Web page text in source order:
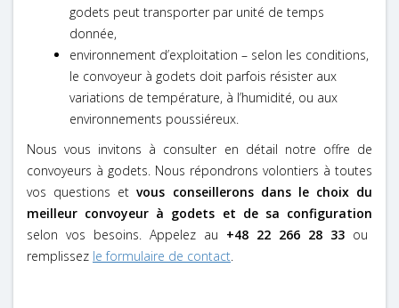
godets peut transporter par unité de temps
donnée,
environnement d’exploitation – selon les conditions,
le convoyeur à godets doit parfois résister aux
variations de température, à l’humidité, ou aux
environnements poussiéreux.
Nous vous invitons à consulter en détail notre offre de
convoyeurs à godets. Nous répondrons volontiers à toutes
vos questions etvous conseillerons dans le choix du
meilleur convoyeur à godets et de sa configuration
selon vos besoins. Appelez au +48 22 266 28 33 ou
remplissez le formulaire de contact.